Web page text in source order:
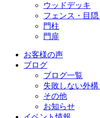
ウッドデッキ
フェンス・目隠
門柱
門扉
お客様の声
ブログ
ブログ一覧
失敗しない外
その他
お知らせ